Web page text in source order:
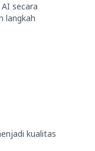
secara
langkah
kualitas